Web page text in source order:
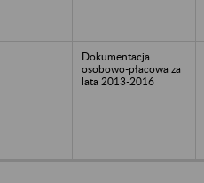
Dokumentacja
osobowo-płacowa za
lata 2013-2016